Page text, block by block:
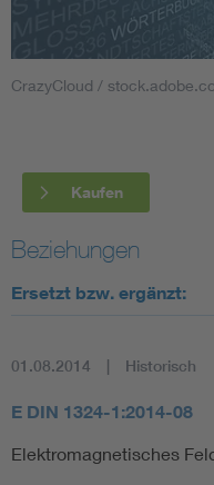
Smart Cities
Cybersecurity in der
DIN VDE 0100 für
Elektrofachkraft (EFK)
CrazyCloud /
Kaufen
Beziehungen
Ersetzt bzw. ergänzt:
01.08.2014 Historisch
E DIN 1324-1:2014-08
Elektromagnetisches